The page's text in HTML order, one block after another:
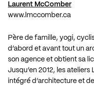
Laurent McComber
www.lmccomber.ca
Père de famille, yogi,
d’abord et avant tout un
son agence et obtient sa
Jusqu’en 2012, les
intégré d’architecture et